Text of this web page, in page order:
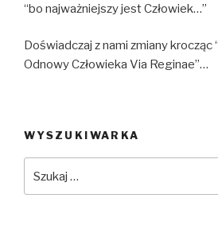
“bo najważniejszy jest Człowiek…”
Doświadczaj z nami zmiany
Odnowy Człowieka Via Reginae”…
WYSZUKIWARKA